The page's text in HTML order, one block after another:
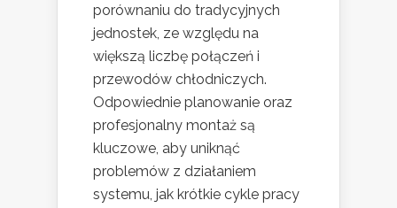
porównaniu do tradycyjnych
jednostek, ze względu na
większą liczbę połączeń i
przewodów chłodniczych.
Odpowiednie planowanie oraz
profesjonalny montaż są
kluczowe, aby uniknąć
problemów z działaniem
systemu, jak krótkie cykle pracy